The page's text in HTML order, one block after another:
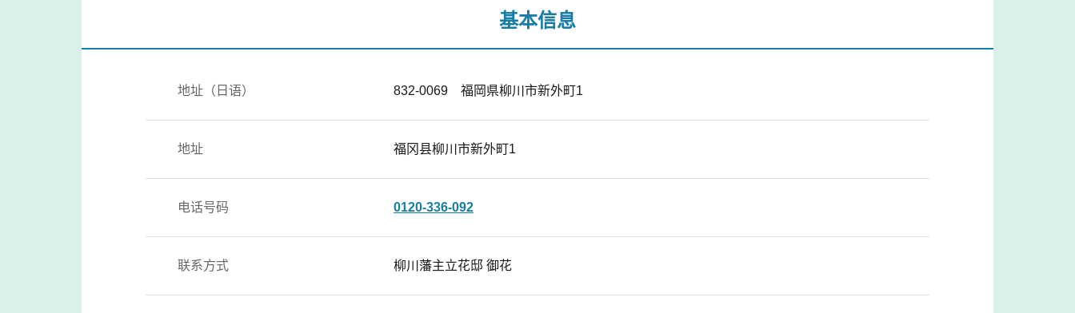
基本信息
地址（日语） 832-0069 福岡県柳川市新外町1
地址 福冈县柳川市新外町1
电话号码 0120-336-092
联系方式 柳川藩主立花邸 御花